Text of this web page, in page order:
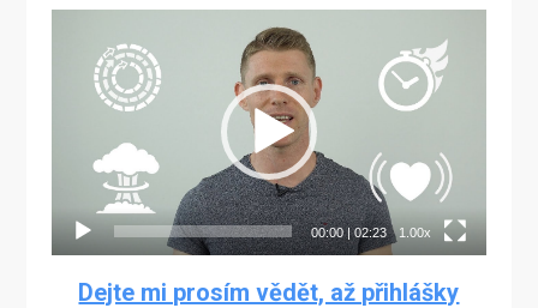
přehrávač
00:00|02:23 1.00x
Dejte mi prosím vědět, až přihlášky